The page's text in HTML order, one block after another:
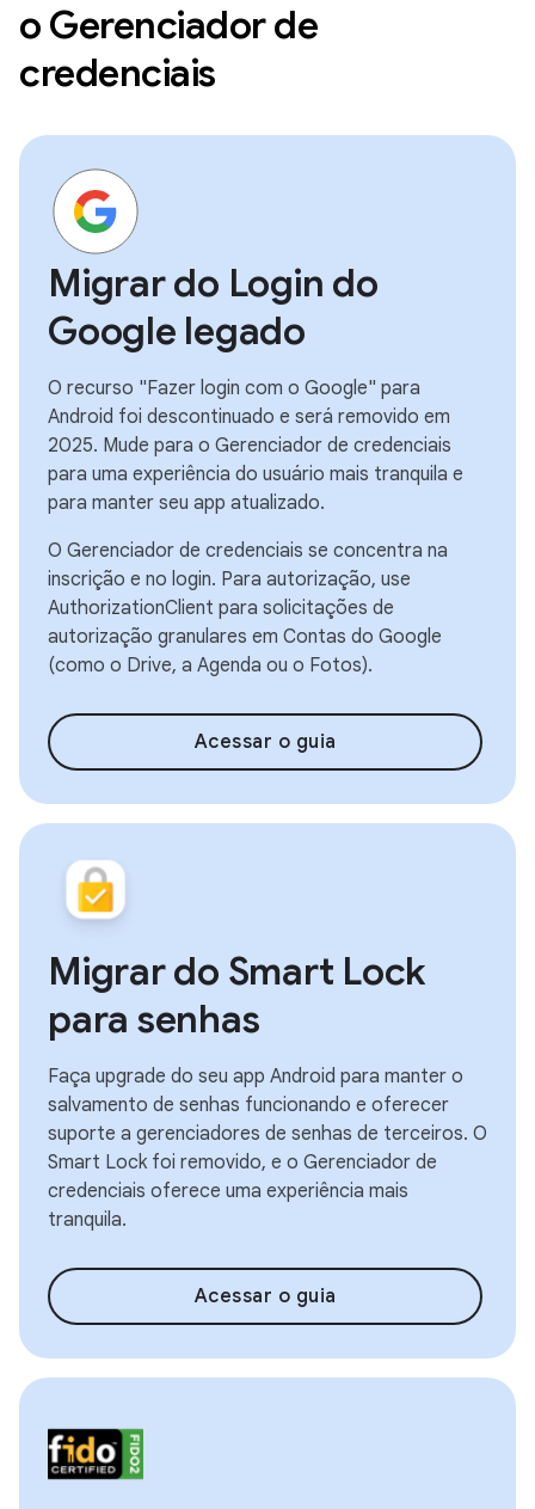
o Gerenciador de
credenciais
Migrar do Login do
Google legado
O recurso "Fazer login com o Google" para
Android foi descontinuado e será removido em
2025. Mude para o Gerenciador de credenciais
para uma experiência do usuário mais tranquila e
para manter seu app atualizado.
O Gerenciador de credenciais se concentra na
inscrição e no login. Para autorização, use
AuthorizationClient para solicitações de
autorização granulares em Contas do Google
(como o Drive, a Agenda ou o Fotos).
Acessar o guia
Migrar do Smart Lock
para senhas
Faça upgrade do seu app Android para manter o
salvamento de senhas funcionando e oferecer
suporte a gerenciadores de senhas de terceiros. O
Smart Lock foi removido, e o Gerenciador de
credenciais oferece uma experiência mais
tranquila.
Acessar o guia